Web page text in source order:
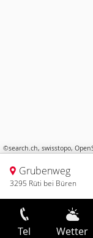
©search.ch, swisstopo,
Grubenweg
3295 Rüti bei Büren
Tel Wetter